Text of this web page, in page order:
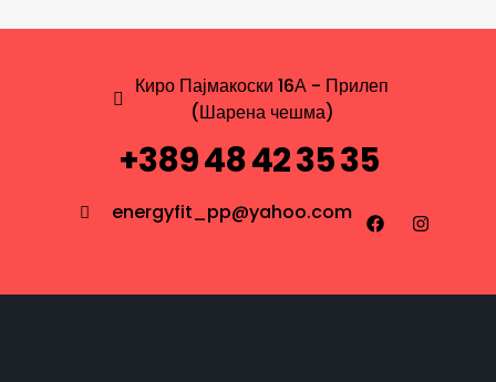
Киро Пајмакоски 16А - Прилеп
(Шарена чешма)
+389 48 42 35 35
energyfit_pp@yahoo.com